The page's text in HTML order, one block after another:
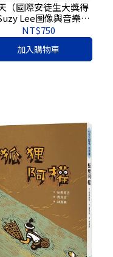
（國際安徒生大獎得
Lee圖像與音樂跨
界巨作）
NT$750
加入購物車